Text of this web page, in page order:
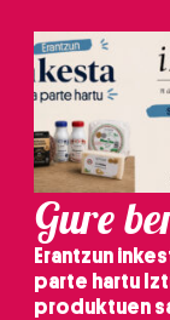
Gure
Erantzun
parte hartu
produktuen